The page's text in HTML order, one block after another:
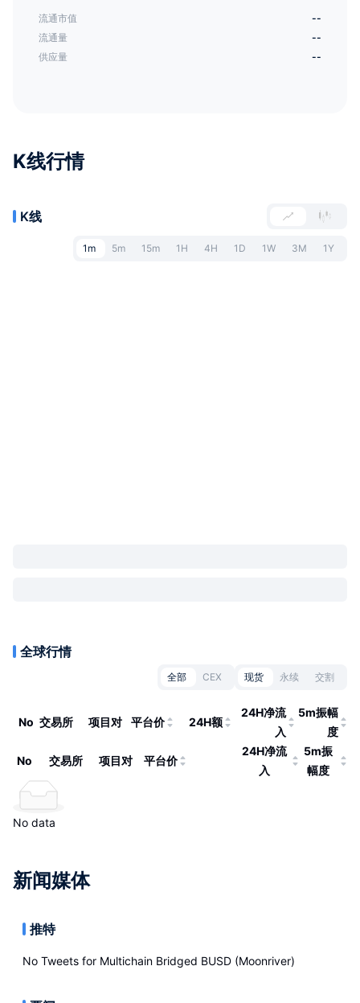
流通市值
--
流通量
--
供应量
--
K线行情
K线
1m 5m 15m 1H 4H 1D 1W 3M 1Y
全球行情
全部 CEX 现货 永续 交割
No 交易所 项目对 平台价 24H额
24H净流
入
5m振幅
度
No 交易所 项目对 平台价
24H净流
入
5m振
幅度
No data
新闻媒体
推特
No Tweets for Multichain Bridged BUSD (Moonriver)